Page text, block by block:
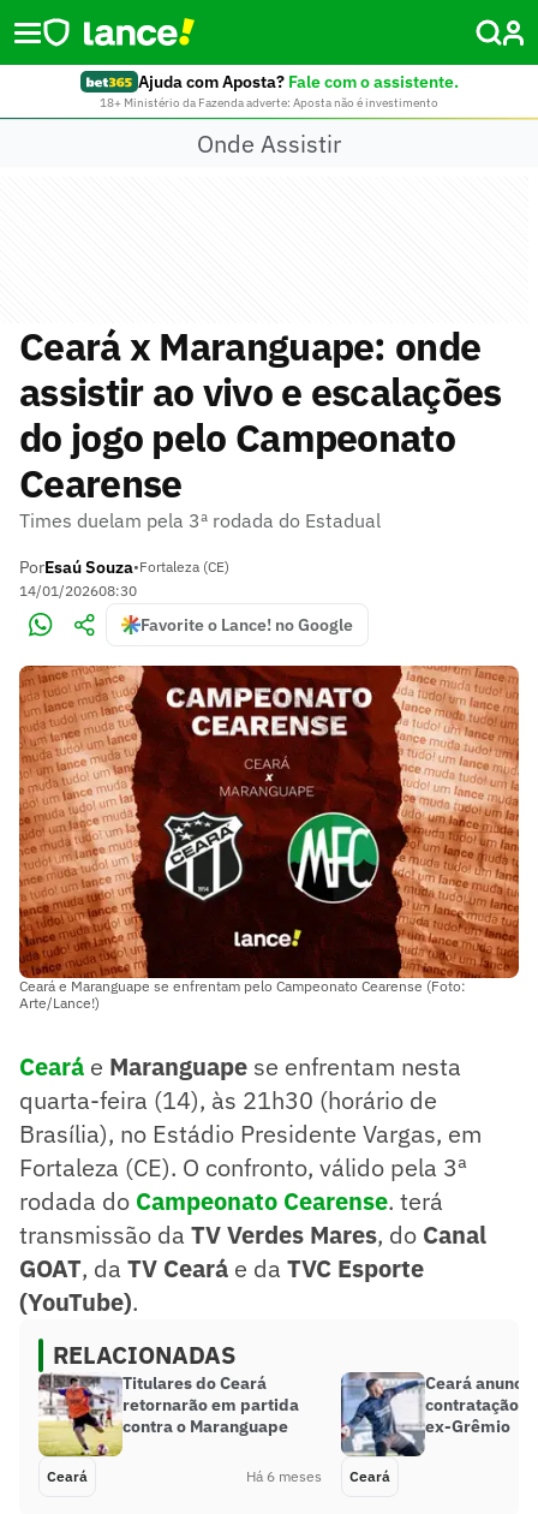
Ajuda com Aposta? Fale com o assistente.
18+ Ministério da Fazenda adverte: Aposta não é investimento
Onde Assistir
Ceará x Maranguape: onde
assistir ao vivo e escalações
do jogo pelo Campeonato
Cearense
Times duelam pela 3ª rodada do Estadual
PorEsaú Souza•Fortaleza (CE)
14/01/202608:30
Favorite o Lance! no Google
Ceará e Maranguape se enfrentam pelo Campeonato Cearense (Foto:
Arte/Lance!)
Ceará e Maranguape se enfrentam nesta
quarta-feira (14), às 21h30 (horário de
Brasília), no Estádio Presidente Vargas, em
Fortaleza (CE). O confronto, válido pela 3ª
rodada do Campeonato Cearense. terá
transmissão da TV Verdes Mares, do Canal
GOAT, da TV Ceará e da TVC Esporte
(YouTube).
RELACIONADAS
Titulares do Ceará
retornarão em partida
contra o Maranguape
Ceará Há 6 meses
Ceará
contratação
ex-Grêmio
Ceará